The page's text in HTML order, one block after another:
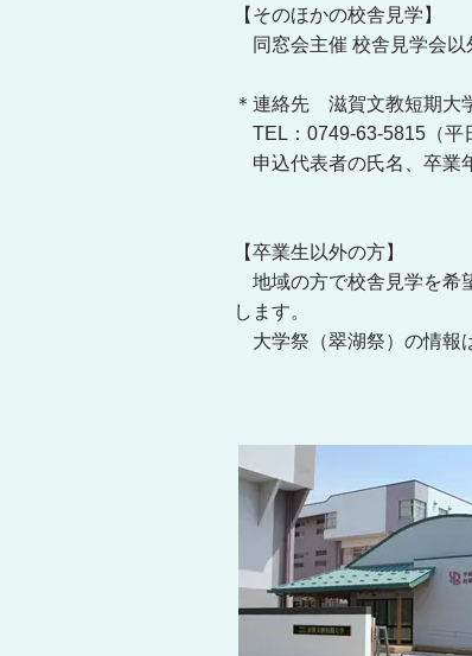
【そのほかの校舎見学】
同窓会主催 校舎見学会以
＊連絡先 滋賀文教短期大
TEL：0749-63-5815（平
申込代表者の氏名、卒業
【卒業生以外の方】
地域の方で校舎見学を希
します。
大学祭（翠湖祭）の情報